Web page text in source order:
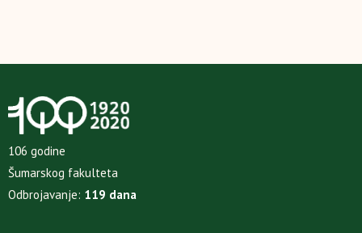
106 godine
Šumarskog fakulteta
Odbrojavanje: 119 dana